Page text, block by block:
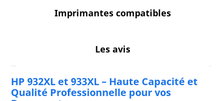
Imprimantes compatibles
Les avis
HP 932XL et 933XL – Haute Capacité et
Qualité Professionnelle pour vos